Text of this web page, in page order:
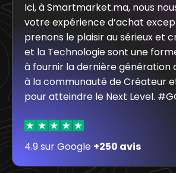
Ici, à Smartmarket.ma, nous
votre expérience d’achat
prenons le plaisir au sérieux et
et la Technologie sont une
à fournir la dernière génération
à la communauté de Créateur
pour atteindre le Next Level.
4.9 sur Google +250 avis